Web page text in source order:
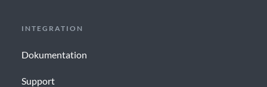
INTEGRATION
Dokumentation
Support